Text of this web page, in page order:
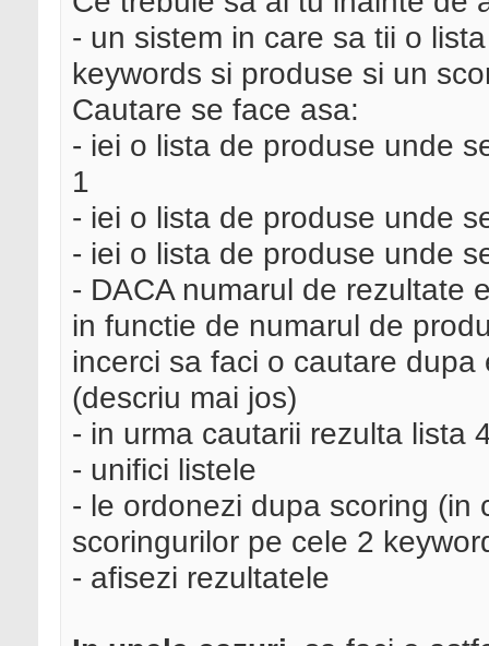
- un sistem in care sa tii o
keywords si produse si un
Cautare se face asa:
- iei o lista de produse unde
1
- iei o lista de produse unde
- iei o lista de produse unde
- DACA numarul de rezultate
in functie de numarul de
incerci sa faci o cautare
(descriu mai jos)
- in urma cautarii rezulta lista
- unifici listele
- le ordonezi dupa scoring (in
scoringurilor pe cele 2
- afisezi rezultatele